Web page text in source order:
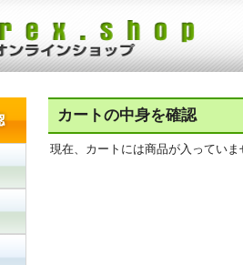
カートの中身を確認
現在、カートには商品が入っていま